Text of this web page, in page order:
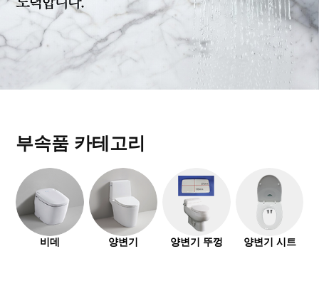
부속품 카테고리
비데 양변기 양변기 뚜껑 양변기 시트